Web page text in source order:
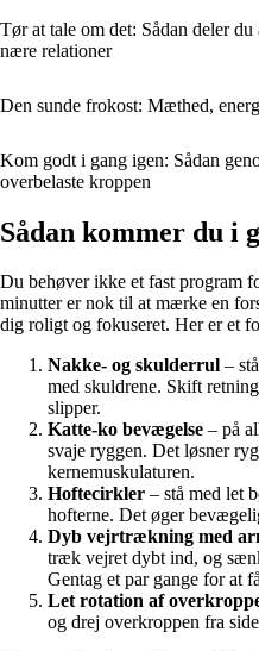
Tør at tale om det: Sådan deler
nære relationer
Den sunde frokost: Mæthed,
Kom godt i gang igen: Sådan
overbelaste kroppen
Sådan kommer du i
Du behøver ikke et fast program
minutter er nok til at mærke en
dig roligt og fokuseret. Her er et
Nakke- og skulderrul –
med skuldrene. Skift
slipper.
Katte-ko bevægelse – på
svaje ryggen. Det løsner
kernemuskulaturen.
Hoftecirkler – stå med let
hofterne. Det øger
Dyb vejrtrækning med
træk vejret dybt ind, og
Gentag et par gange for at
Let rotation af
og drej overkroppen fra